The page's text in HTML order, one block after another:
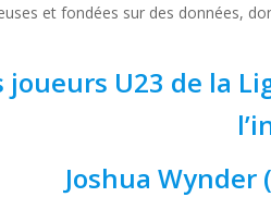
et fondées sur des données,
joueurs U23 de la
Joshua Wynder